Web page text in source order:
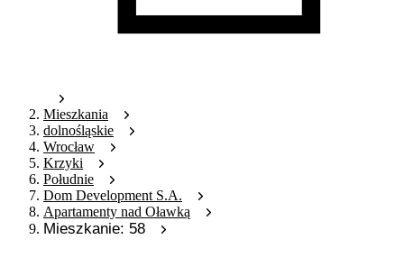
Mieszkania
dolnośląskie
Wrocław
Krzyki
Południe
Dom Development S.A.
Apartamenty nad Oławką
Mieszkanie: 58